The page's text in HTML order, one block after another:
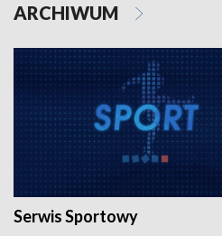
ARCHIWUM
Serwis Sportowy